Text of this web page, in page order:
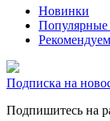
Новинки
Популярные
Подписка на
Подпишитесь на